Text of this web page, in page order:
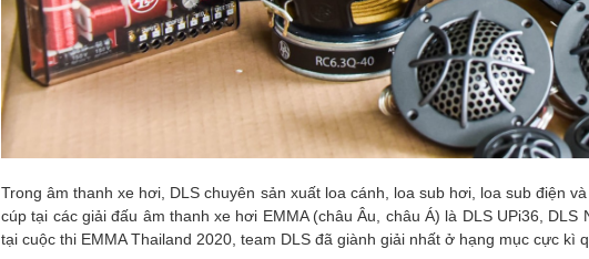
Trong âm thanh xe hơi, DLS chuyên sản xuất loa cánh, loa sub hơi, loa sub điện
cúp tại các giải đấu âm thanh xe hơi EMMA (châu Âu, châu Á) là DLS UPi36, DLS
tại cuộc thi EMMA Thailand 2020, team DLS đã giành giải nhất ở hạng mục cực kì